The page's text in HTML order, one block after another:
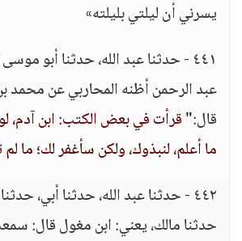
يسرني أن ليلتي بليلته»
٤٤١ - حدثنا عبد الله، حدثنا أبو
عبد الرحمن أظنه المحاربي عن محمد
قال:" قرأت في بعض الكتب: ابن آدم،
ما أعلم، لنبذوك، ولكن سأغفر لك؛ ما
٤٤٢ - حدثنا عبد الله، حدثنا أبي،
حدثنا مالك، يعني: ابن مغول قال: